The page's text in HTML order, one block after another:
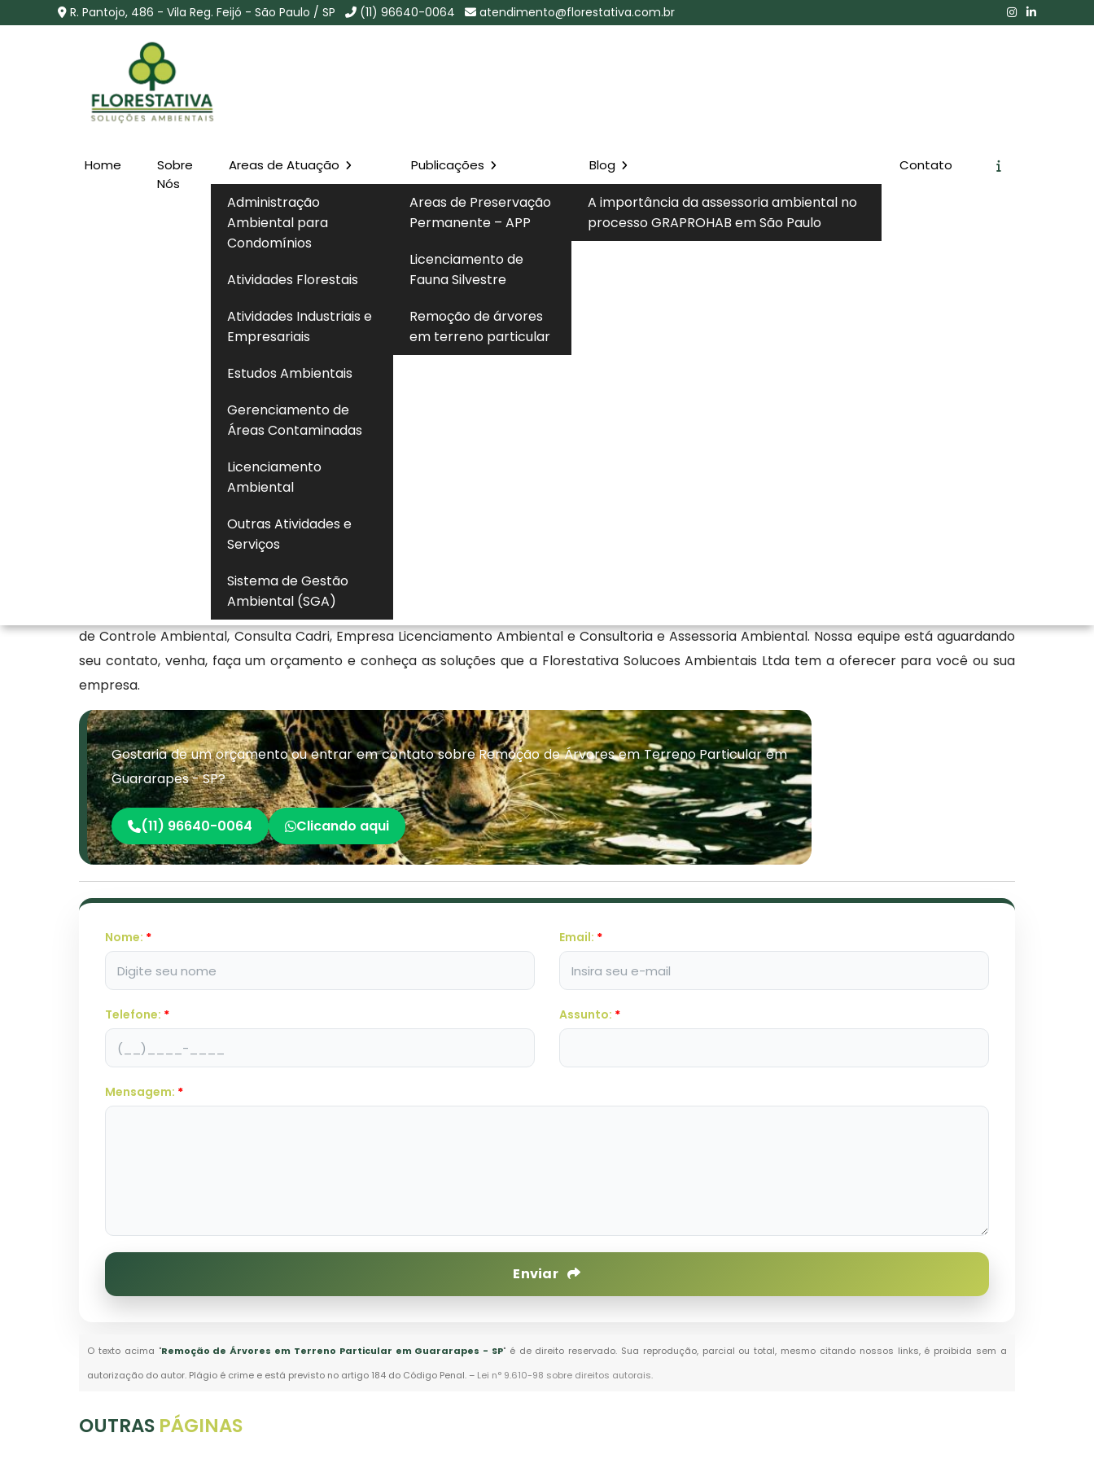
R. Pantojo, 486 - Vila Reg. Feijó - São Paulo / SP (11) 96640-0064 atendimento@florestativa.com.br
Home
Sobre
Nós
Areas de Atuação
Administração
Ambiental para
Condomínios
Atividades Florestais
Atividades Industriais e
Empresariais
Estudos Ambientais
Gerenciamento de
Áreas Contaminadas
Licenciamento
Ambiental
Outras Atividades e
Serviços
Sistema de Gestão
Ambiental (SGA)
Publicações
Areas de Preservação
Permanente – APP
Licenciamento de
Fauna Silvestre
Remoção de árvores
em terreno particular
Blog
A importância da assessoria ambiental no
processo GRAPROHAB em São Paulo
Contato
Remoção de Árvores em Terreno
Particular em Guararapes - SP
Remoção de Árvores em Terreno Particular em Guararapes - SP
Solicite um Orçamento
remoção de árvores em terreno particular
consiste em um procedimento técnico que deve
observar critérios ambientais e legais antes de qualquer intervenção, mesmo quando realizado em
restrições legais e enquadramento em normas municipais e estaduais. Em muitos casos, é
necessária autorização do órgão ambiental competente, acompanhada de laudo técnico e
justificativa fundamentada. A execução adequada reduz riscos estruturais, previne acidentes, evita
autuações e garante conformidade normativa, assegurando que a intervenção ocorra de maneira
Segurança legal e ambiental para remoção de árvores em terreno particular
A Florestativa Solucoes Ambientais Ltda é experiente com Remoção de Árvores em Terreno Particular em Guararapes - SP, nos destacamos em
Ambiental e atendemos com diversos outros produtos e/ou serviços, como por exemplo Empresa de Tratamento de Efluentes Industriais, Plano
de Controle Ambiental, Consulta Cadri, Empresa Licenciamento Ambiental e Consultoria e Assessoria Ambiental. Nossa equipe está aguardando
seu contato, venha, faça um orçamento e conheça as soluções que a Florestativa Solucoes Ambientais Ltda tem a oferecer para você ou sua
empresa.
Gostaria de um orçamento ou entrar em contato sobre Remoção de Árvores em Terreno Particular em
Guararapes - SP?
(11) 96640-0064 Clicando aqui
Nome: * Email: *
Telefone: * Assunto: *
Mensagem: *
Enviar
O texto acima "Remoção de Árvores em Terreno Particular em Guararapes - SP" é de direito reservado. Sua reprodução, parcial ou total, mesmo citando nossos links, é proibida sem a
autorização do autor. Plágio é crime e está previsto no artigo 184 do Código Penal. – Lei n° 9.610-98 sobre direitos autorais.
OUTRAS PÁGINAS